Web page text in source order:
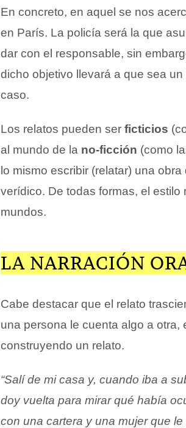
En concreto, en aquel se nos
en París. La policía será la que
dar con el responsable, sin
dicho objetivo llevará a que sea
caso.
Los relatos pueden ser ficticios
al mundo de la no-ficción (como
lo mismo escribir (relatar) una
verídico. De todas formas, el
mundos.
LA NARRACIÓN
Cabe destacar que el relato
una persona le cuenta algo a
construyendo un relato.
“Salí de mi casa y, cuando iba a
doy vuelta para mirar qué había
con una cartera y una mujer que